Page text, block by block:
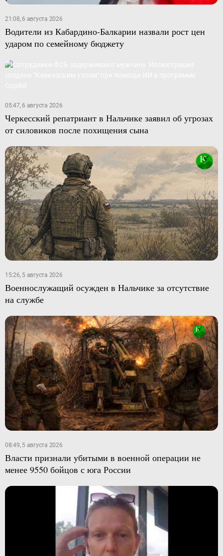
21:08, 6 августа 2026
Водители из Кабардино-Балкарии назвали рост цен
ударом по семейному бюджету
05:47, 6 августа 2026
Черкесский репатриант в Нальчике заявил об угрозах
от силовиков после похищения сына
15:26, 5 августа 2026
Военнослужащий осужден в Нальчике за отсутствие
на службе
08:49, 5 августа 2026
Власти признали убитыми в военной операции не
менее 9550 бойцов с юга России